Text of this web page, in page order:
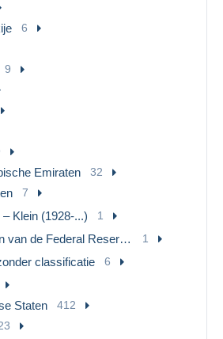
6
9
Emiraten 32
7
Klein (1928-...) 1
Biljetten van de Federal Reserve (1928-...) 1
classificatie 6
Staten 412